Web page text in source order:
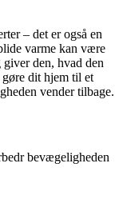
– det er også en
varme kan være
den, hvad den
dit hjem til et
vender tilbage.
bevægeligheden